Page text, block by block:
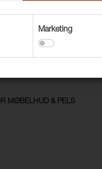
MØBELHUD & PELS
Marketing